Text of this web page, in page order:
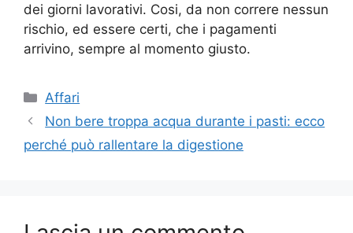
dei giorni lavorativi. Cosi, da non correre nessun
rischio, ed essere certi, che i pagamenti
arrivino, sempre al momento giusto.
Categorie
Affari
Non bere troppa acqua durante i pasti: ecco
perché può rallentare la digestione